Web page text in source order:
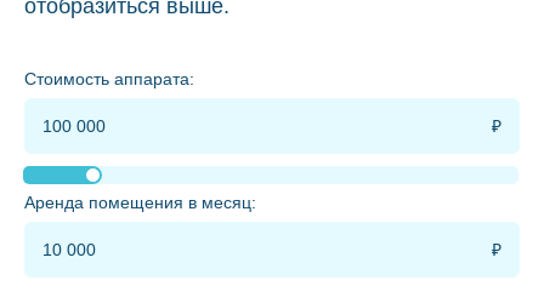
Стоимость аппарата:
Аренда помещения в месяц:
отобразиться выше.